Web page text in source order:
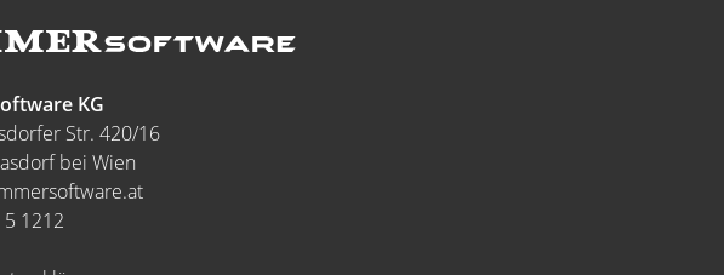
KG
Str. 420/16
bei Wien
1212